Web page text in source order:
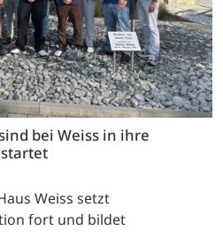
bei Weiss in ihre
Weiss setzt
fort und bildet